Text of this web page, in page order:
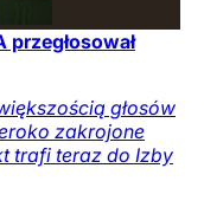
przegłosował
głosów
zakrojone
trafi teraz do Izby